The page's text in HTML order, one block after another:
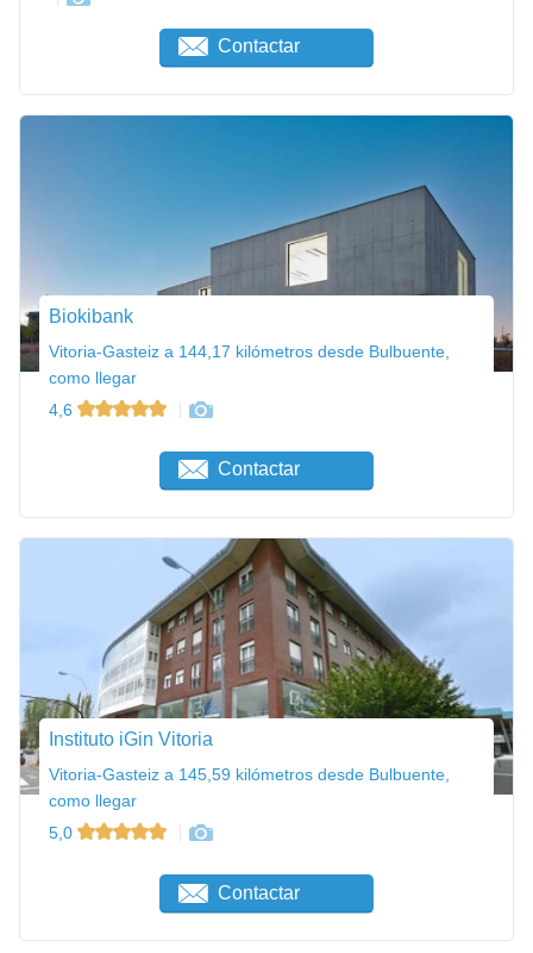
Contactar
Biokibank
Vitoria-Gasteiz a 144,17 kilómetros desde Bulbuente,
como llegar
4,6
Contactar
Instituto iGin Vitoria
Vitoria-Gasteiz a 145,59 kilómetros desde Bulbuente,
como llegar
5,0
Contactar